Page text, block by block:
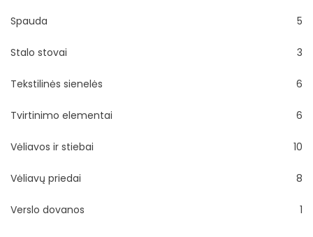
Spauda 5
Stalo stovai 3
Tekstilinės sienelės 6
Tvirtinimo elementai 6
Vėliavos ir stiebai 10
Vėliavų priedai 8
Verslo dovanos 1